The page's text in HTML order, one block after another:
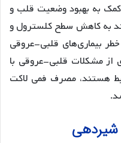
به بهبود وضعیت قلب و
به کاهش سطح کلسترول و
بیماری‌های قلبی-عروقی
از مشکلات قلبی-عروقی با
هستند، مصرف فمی لاکت
شیردهی